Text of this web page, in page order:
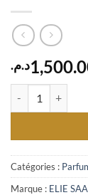
د.م.
Catégories :
Marque : ELIE